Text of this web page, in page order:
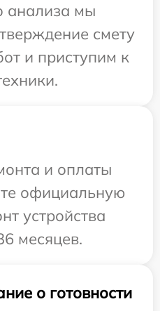
анализа мы
смету
и приступим к
и оплаты
официальную
устройства
месяцев.
о готовности